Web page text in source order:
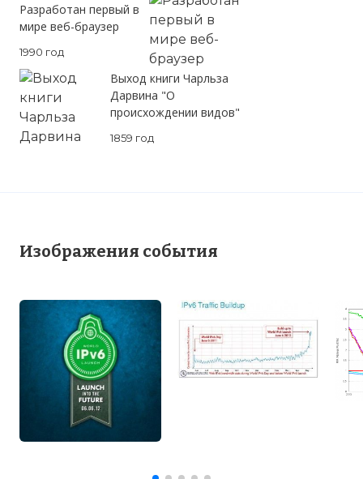
Разработан первый в
мире веб-браузер
1990 год
Выход книги Чарльза
Дарвина "О
происхождении видов"
1859 год
Изображения события
Вернуться в статью:Всемирный запуск
протокола IPv6: эволюция Интернета